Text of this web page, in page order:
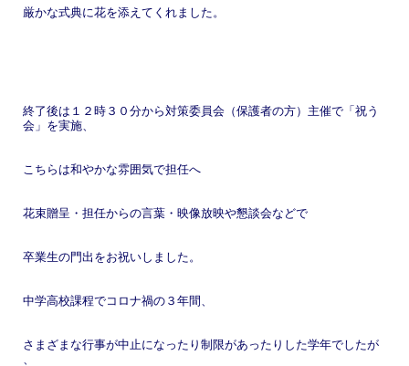
厳かな式典に花を添えてくれました。
終了後は１２時３０分から対策委員会（保護者の方）主催で「祝う
会」を実施、
こちらは和やかな雰囲気で担任へ
花束贈呈・ 担任からの言葉・ 映像放映や懇談会などで
卒業生の門出をお祝いしました。
中学高校課程でコロナ禍の３年間、
さまざまな行事が中止になったり制限があったりした学年でしたが